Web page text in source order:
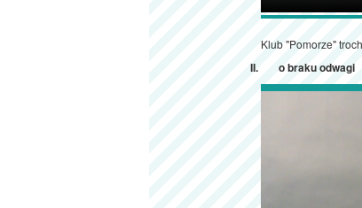
Klub "Pomorze"
o braku odwagi